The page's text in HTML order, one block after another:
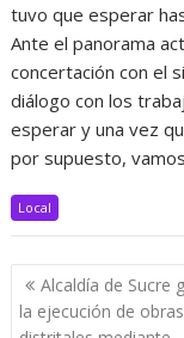
tuvo que esperar
Ante el panorama
concertación con el
diálogo con los
esperar y una vez
por supuesto,
Local
Navegación
de
Alcaldía de Sucre
la ejecución de obras